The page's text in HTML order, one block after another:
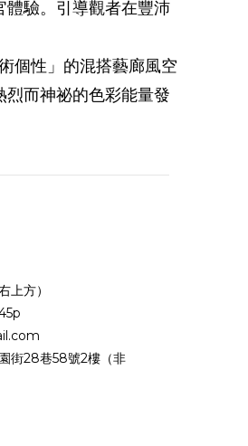
體驗。引導觀者在豐沛
個性」的混搭藝廊風空
而神祕的色彩能量發
上方）
街28巷58號2樓（非